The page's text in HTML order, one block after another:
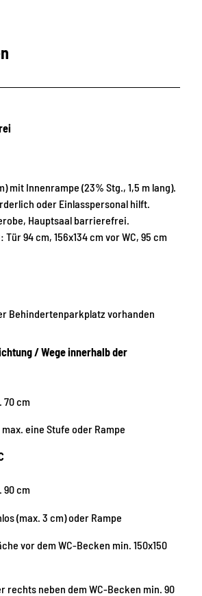
mit Innenrampe (23% Stg., 1,5 m lang).
oder Einlasspersonal hilft.
Hauptsaal barrierefrei.
94 cm, 156x134 cm vor WC, 95 cm
Behindertenparkplatz vorhanden
/ Wege innerhalb der
70 cm
eine Stufe oder Rampe
90 cm
(max. 3 cm) oder Rampe
vor dem WC-Becken min. 150x150
rechts neben dem WC-Becken min. 90